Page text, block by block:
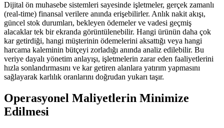
Dijital ön muhasebe sistemleri sayesinde işletmeler, gerçek zamanlı
(real-time) finansal verilere anında erişebilirler. Anlık nakit akışı,
güncel stok durumları, bekleyen ödemeler ve vadesi geçmiş
alacaklar tek bir ekranda görüntülenebilir. Hangi ürünün daha çok
kar getirdiği, hangi müşterinin ödemelerini aksattığı veya hangi
harcama kaleminin bütçeyi zorladığı anında analiz edilebilir. Bu
veriye dayalı yönetim anlayışı, işletmelerin zarar eden faaliyetlerini
hızla sonlandırmasını ve kar getiren alanlara yatırım yapmasını
sağlayarak karlılık oranlarını doğrudan yukarı taşır.
Operasyonel Maliyetlerin Minimize
Edilmesi